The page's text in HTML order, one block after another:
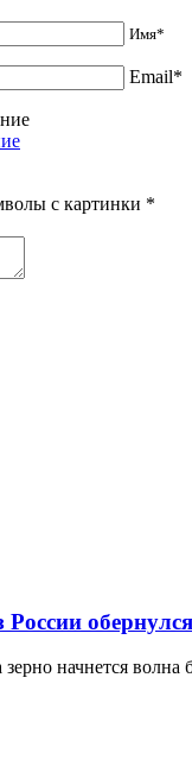
Имя*
Email*
с картинки *
начнется волна